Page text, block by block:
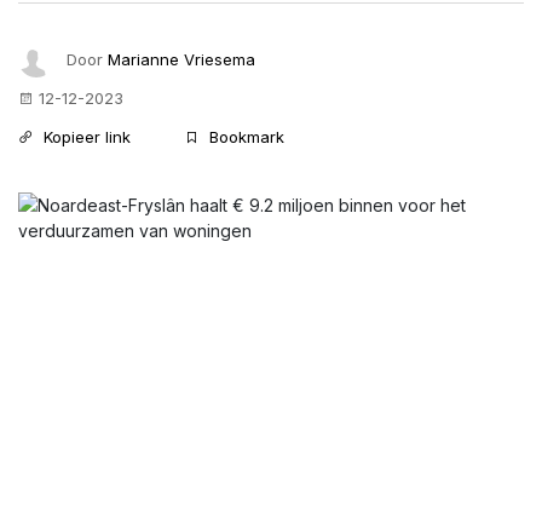
Door Marianne Vriesema
12-12-2023
Kopieer link
Bookmark